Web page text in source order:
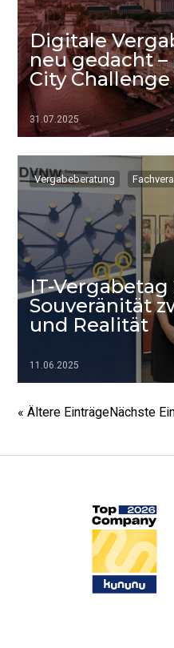
Digitale
neu gedacht
City
31.07.2025
Vergabeberatung
IT-
Souveränität
und Realität
11.06.2025
▷▷▷
« Ältere EinträgeNächste